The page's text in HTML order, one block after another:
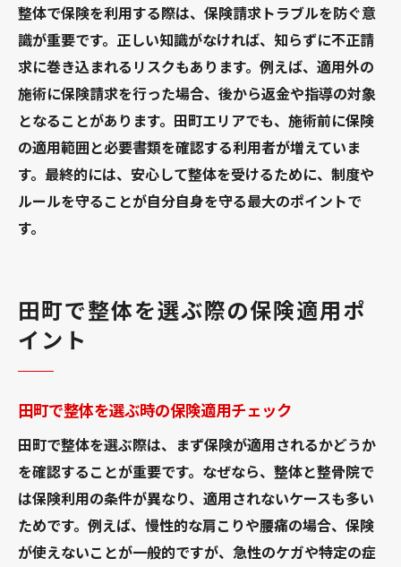
整体院の口コミや評判も保険選びの参考に
田町整体の保険適用と信頼院の見極め方
田町で整体の保険適用院を見極める方法
整体院選びは保険条件と信頼性が重要
田町の整体で評判の良い院の見分け方
整体の保険利用で避けたい不正請求院
整体院の保険申請サポート体制をチェック
整体で保険を利用する際は、保険請求トラブルを防ぐ意
識が重要です。正しい知識がなければ、知らずに不正請
求に巻き込まれるリスクもあります。例えば、適用外の
施術に保険請求を行った場合、後から返金や指導の対象
となることがあります。田町エリアでも、施術前に保険
の適用範囲と必要書類を確認する利用者が増えていま
す。最終的には、安心して整体を受けるために、制度や
ルールを守ることが自分自身を守る最大のポイントで
す。
田町で整体を選ぶ際の保険適用ポ
イント
田町で整体を選ぶ時の保険適用チェック
田町で整体を選ぶ際は、まず保険が適用されるかどうか
を確認することが重要です。なぜなら、整体と整骨院で
は保険利用の条件が異なり、適用されないケースも多い
ためです。例えば、慢性的な肩こりや腰痛の場合、保険
が使えないことが一般的ですが、急性のケガや特定の症